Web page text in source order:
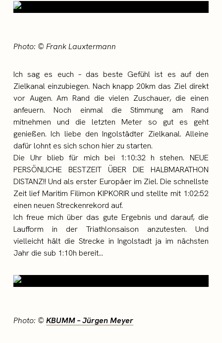
Photo: © Frank Lauxtermann
Ich sag es euch – das beste Gefühl ist es auf den
Zielkanal einzubiegen. Nach knapp 20km das Ziel direkt
vor Augen. Am Rand die vielen Zuschauer, die einen
anfeuern. Noch einmal die Stimmung am Rand
mitnehmen und die letzten Meter so gut es geht
genießen. Ich liebe den Ingolstädter Zielkanal. Alleine
dafür lohnt es sich schon hier zu starten.
Die Uhr blieb für mich bei 1:10:32 h stehen. NEUE
PERSÖNLICHE BESTZEIT ÜBER DIE HALBMARATHON
DISTANZ!! Und als erster Europäer im Ziel. Die schnellste
Zeit lief Maritim Filimon KIPKORIR und stellte mit 1:02:52
einen neuen Streckenrekord auf.
Ich freue mich über das gute Ergebnis und darauf, die
Laufform in der Triathlonsaison anzutesten. Und
vielleicht hält die Strecke in Ingolstadt ja im nächsten
Jahr die sub 1:10h bereit…
Photo: ©KBUMM – Jürgen Meyer